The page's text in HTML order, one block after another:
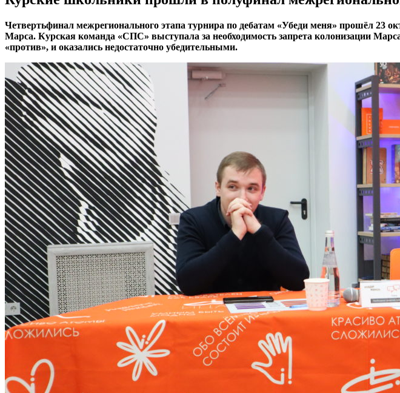
Четвертьфинал межрегионального этапа турнира по дебатам «Убеди меня» прошёл 23
Марса. Курская команда «СПС» выступала за необходимость запрета колонизации
«против», и оказались недостаточно убедительными.